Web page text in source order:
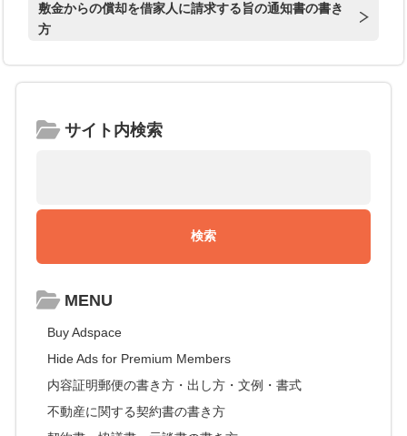
敷金からの償却を借家人に請求する旨の通知書の書き
方
サイト内検索
MENU
Buy Adspace
Hide Ads for Premium Members
内容証明郵便の書き方・出し方・文例・書式
不動産に関する契約書の書き方